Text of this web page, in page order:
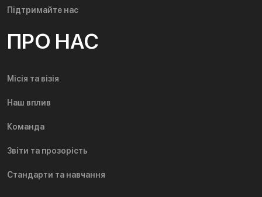
Підтримайте нас
ПРО НАС
Місія та візія
Наш вплив
Команда
Звіти та прозорість
Стандарти та навчання